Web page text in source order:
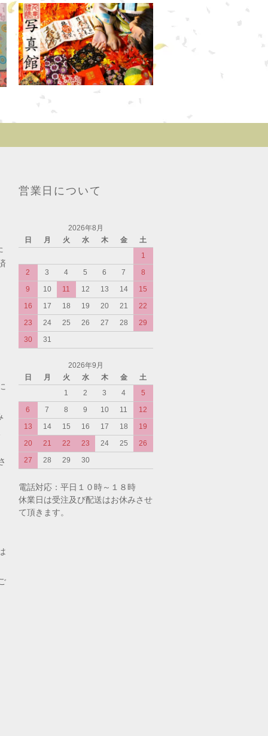
営業日について
2026年8月
日
月 火 水 木 金
土
1
2
3 4 5 6 7
8
9
10 11 12 13 14
15
16
17 18 19 20 21
22
23
24 25 26 27 28
29
30
31
2026年9月
日
月 火 水 木 金
土
1
2 3 4
5
6
7 8 9 10 11
12
13
14 15 16 17 18
19
20
21 22 23 24 25
26
27
28 29 30
電話対応：平日１０時～１８時
休業日は受注及び配送はお休みさせ
て頂きます。